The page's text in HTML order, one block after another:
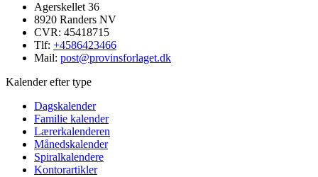
Agerskellet 36
8920 Randers NV
CVR: 45418715
Tlf: +4586423466
Mail: post@provinsforlaget.dk
Kalender efter type
Dagskalender
Familie kalender
Lærerkalenderen
Månedskalender
Spiralkalendere
Kontorartikler